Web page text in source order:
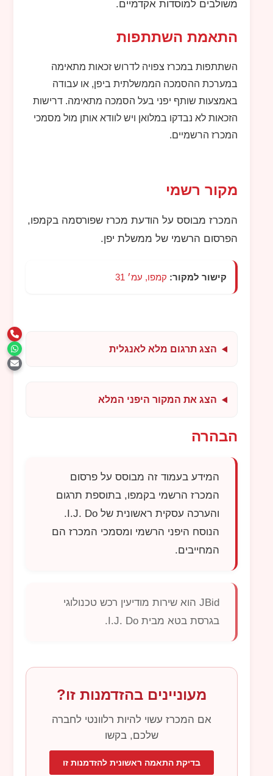
משולבים למוסדות אקדמיים.
התאמת השתתפות
השתתפות במכרז צפויה לדרוש זכאות מתאימה
במערכת ההסמכה הממשלתית ביפן, או עבודה
באמצעות שותף יפני בעל הסמכה מתאימה. דרישות
הזכאות לא נבדקו במלואן ויש לוודא אותן מול מסמכי
המכרז הרשמיים.
מקור רשמי
המכרז מבוסס על הודעת מכרז שפורסמה בקמפו,
הפרסום הרשמי של ממשלת יפן.
קישור למקור: קמפו, עמ׳ 31
הצג תרגום מלא לאנגלית
הצג את המקור היפני המלא
הבהרה
המידע בעמוד זה מבוסס על פרסום
המכרז הרשמי בקמפו, בתוספת תרגום
והערכה עסקית ראשונית שלI.J. Do
.
הנוסח היפני הרשמי ומסמכי המכרז הם
המחייבים.
JBid הוא שירות מודיעין רכש טכנולוגי
בגרסת בטא מביתI.J. Do
.
מעוניינים בהזדמנות זו?
אם המכרז עשוי להיות רלוונטי לחברה
שלכם, בקשו
בדיקת התאמה ראשונית להזדמנות זו